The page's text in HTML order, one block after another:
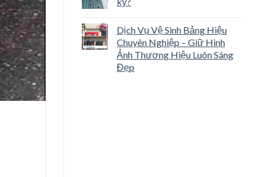
Dịch Vụ Vệ Sinh Bảng Hiệu
Chuyên Nghiệp – Giữ Hình
Ảnh Thương Hiệu Luôn Sáng
Đẹp